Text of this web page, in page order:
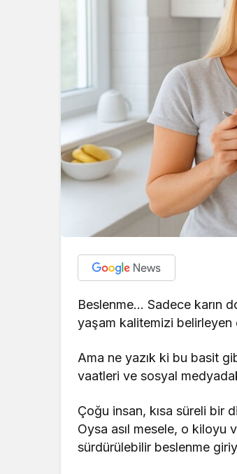
Beslenme… Sadece karın
yaşam kalitemizi belirleyen
Ama ne yazık ki bu basit
vaatleri ve sosyal
Çoğu insan, kısa süreli bir
Oysa asıl mesele, o kiloyu
sürdürülebilir beslenme